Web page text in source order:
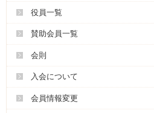
役員一覧
賛助会員一覧
会則
入会について
会員情報変更